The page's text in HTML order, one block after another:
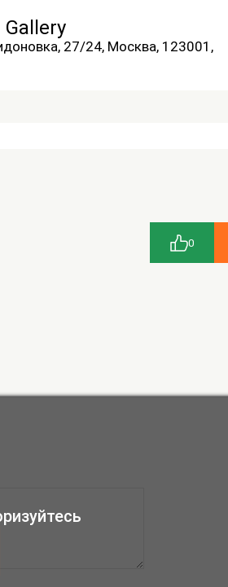
27/24, Москва, 123001,
0